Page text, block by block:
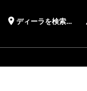
place ディーラを検索する